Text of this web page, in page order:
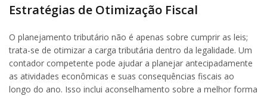
Estratégias de Otimização Fiscal
O planejamento tributário não é apenas sobre cumprir as leis;
trata-se de otimizar a carga tributária dentro da legalidade. Um
contador competente pode ajudar a planejar antecipadamente
as atividades econômicas e suas consequências fiscais ao
longo do ano. Isso inclui aconselhamento sobre a melhor forma